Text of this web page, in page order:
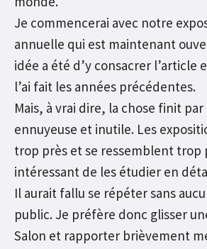
Je commencerai avec notre
annuelle qui est maintenant
idée a été d’y consacrer l’article
l’ai fait les années précédentes.
Mais, à vrai dire, la chose finit
ennuyeuse et inutile. Les
trop près et se ressemblent trop
intéressant de les étudier en
Il aurait fallu se répéter sans
public. Je préfère donc glisser
Salon et rapporter brièvement